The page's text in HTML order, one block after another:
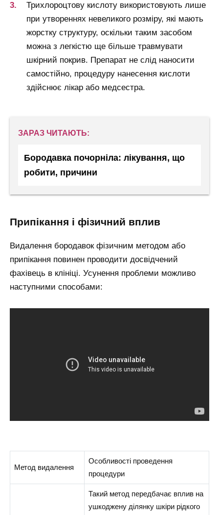
Трихлороцтову кислоту використовують лише
при утвореннях невеликого розміру, які мають
жорстку структуру, оскільки таким засобом
можна з легкістю ще більше травмувати
шкірний покрив. Препарат не слід наносити
самостійно, процедуру нанесення кислоти
здійснює лікар або медсестра.
ЗАРАЗ ЧИТАЮТЬ:
Бородавка почорніла: лікування, що
робити, причини
припікання і фізичний вплив
Видалення бородавок фізичним методом або
припікання повинен проводити досвідчений
фахівець в клініці. Усунення проблеми можливо
наступними способами:
Метод видалення
Особливості проведення
процедури
Такий метод передбачає вплив на
ушкоджену ділянку шкіри рідкого